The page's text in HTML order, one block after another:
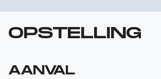
OPSTELLING
AANVAL